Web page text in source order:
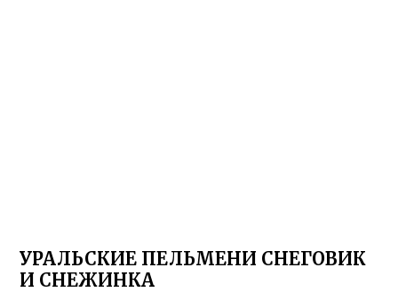
УРАЛЬСКИЕ ПЕЛЬМЕНИ СНЕГОВИК
И СНЕЖИНКА